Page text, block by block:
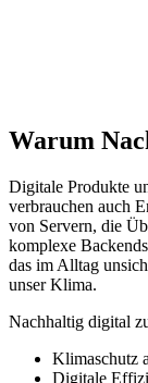
Warum
Digitale Produkte
verbrauchen auch
von Servern, die
komplexe
das im Alltag
unser Klima.
Nachhaltig digital
Klimaschutz
Digitale